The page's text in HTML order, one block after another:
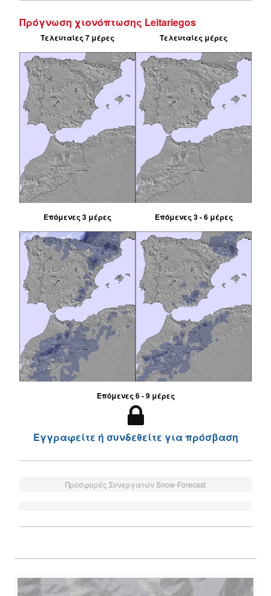
Πρόγνωση χιονόπτωσης Leitariegos
Τελευταίες 7 μέρες Τελευταίες μέρες
Επόμενες 3 μέρες Επόμενες 3 - 6 μέρες
Επόμενες 6 - 9 μέρες
Εγγραφείτε ή συνδεθείτε για πρόσβαση
Προσφορές Συνεργατών Snow-Forecast